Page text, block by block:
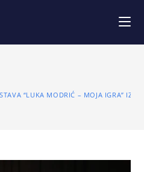
“LUKA MODRIĆ – MOJA IGRA”